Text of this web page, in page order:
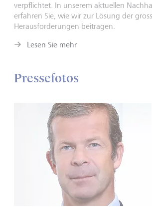
verpflichtet. In unserem aktuellen
erfahren Sie, wie wir zur Lösung der
Herausforderungen beitragen.
Lesen Sie mehr
Pressefotos